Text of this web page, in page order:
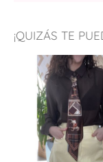
¡QUIZÁS TE